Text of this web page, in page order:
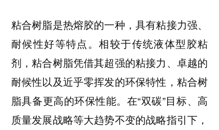
粘合树脂是热熔胶的一种，具有粘接力强、
耐候性好等特点。相较于传统液体型胶粘
剂，粘合树脂凭借其超强的粘接力、卓越的
耐候性以及近乎零挥发的环保特性，粘合树
脂具备更高的环保性能。在“双碳”目标、高
质量发展战略等大趋势不变的战略指引下，